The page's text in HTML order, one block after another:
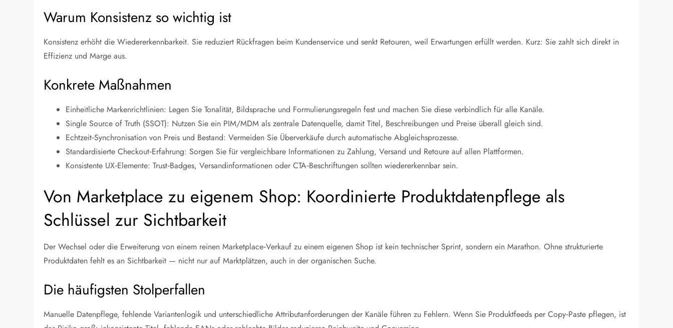
Warum Konsistenz so wichtig ist
Konsistenz erhöht die Wiedererkennbarkeit. Sie reduziert Rückfragen beim Kundenservice und senkt Retouren, weil Erwartungen erfüllt werden. Kurz: Sie zahlt sich direkt in
Effizienz und Marge aus.
Konkrete Maßnahmen
Einheitliche Markenrichtlinien: Legen Sie Tonalität, Bildsprache und Formulierungsregeln fest und machen Sie diese verbindlich für alle Kanäle.
Single Source of Truth (SSOT): Nutzen Sie ein PIM/MDM als zentrale Datenquelle, damit Titel, Beschreibungen und Preise überall gleich sind.
Echtzeit‑Synchronisation von Preis und Bestand: Vermeiden Sie Überverkäufe durch automatische Abgleichsprozesse.
Standardisierte Checkout‑Erfahrung: Sorgen Sie für vergleichbare Informationen zu Zahlung, Versand und Retoure auf allen Plattformen.
Konsistente UX‑Elemente: Trust‑Badges, Versandinformationen oder CTA‑Beschriftungen sollten wiedererkennbar sein.
Von Marketplace zu eigenem Shop: Koordinierte Produktdatenpflege als
Schlüssel zur Sichtbarkeit
Der Wechsel oder die Erweiterung von einem reinen Marketplace‑Verkauf zu einem eigenen Shop ist kein technischer Sprint, sondern ein Marathon. Ohne strukturierte
Produktdaten fehlt es an Sichtbarkeit — nicht nur auf Marktplätzen, auch in der organischen Suche.
Die häufigsten Stolperfallen
Manuelle Datenpflege, fehlende Variantenlogik und unterschiedliche Attributanforderungen der Kanäle führen zu Fehlern. Wenn Sie Produktfeeds per Copy‑Paste pflegen, ist